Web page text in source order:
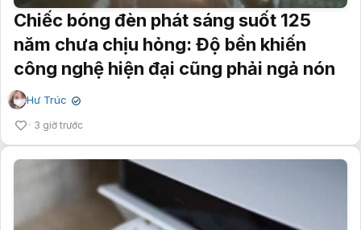
Chiếc bóng đèn phát sáng suốt 125
năm chưa chịu hỏng: Độ bền khiến
công nghệ hiện đại cũng phải ngả nón
Hư Trúc ✔
3 giờ trước